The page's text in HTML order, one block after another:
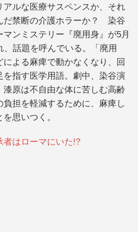
ルな医療サスペンスか、それ
だ禁断の介護ホラーか？ 染谷
ンミステリー『廃用身』が5月
、話題を呼んでいる。「廃用
よる麻痺で動かなくなり、回
指す医学用語。劇中、染谷演
漆原は不自由な体に苦しむ高齢
担を軽減するために、麻痺し
思いつく。
者はローマにいた!?